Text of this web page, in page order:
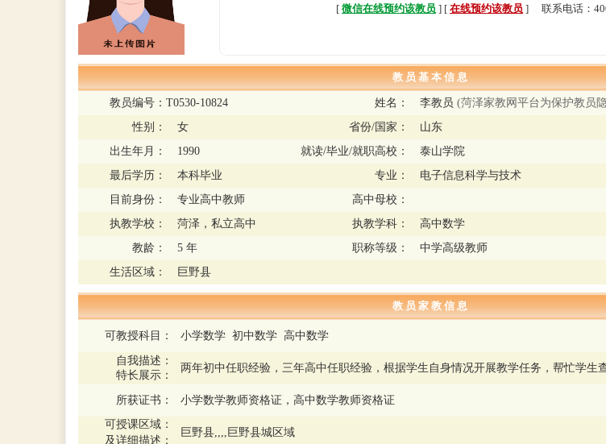
[ 微信在线预约该教员 ] [ 在线预约该教员 ] 联系电话：
教 员 基 本 信 息
教员编号： T0530-10824 姓名： 李教员 (菏泽家教网平台为保护教员
性别：
女 省份/国家：
山东
出生年月：
1990 就读/毕业/就职高校：
泰山学院
最后学历：
本科毕业 专业：
电子信息科学与技术
目前身份：
专业高中教师
高中母校：
执教学校：
菏泽，私立高中 执教学科：
高中数学
教龄：
5 年 职称等级：
中学高级教师
生活区域：
巨野县
教 员 家 教 信 息
可教授科目： 小学数学 初中数学 高中数学
自我描述：
特长展示：
两年初中任职经验，三年高中任职经验，根据学生自身情况开展教学任务，帮忙学生
所获证书：
小学数学教师资格证，高中数学教师资格证
可授课区域：
及详细描述：
巨野县,,,,巨野县城区域